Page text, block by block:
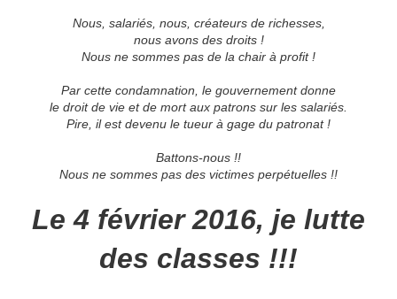
Nous, salariés, nous, créateurs de richesses,
nous avons des droits !
Nous ne sommes pas de la chair à profit !
Par cette condamnation, le gouvernement donne
le droit de vie et de mort aux patrons sur les salariés.
Pire, il est devenu le tueur à gage du patronat !
Battons-nous !!
Nous ne sommes pas des victimes perpétuelles !!
Le 4 février 2016, je lutte
des classes !!!